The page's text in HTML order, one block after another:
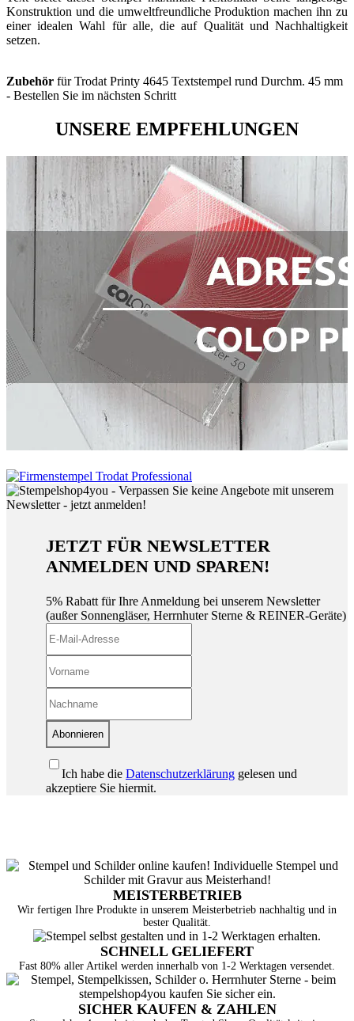
Konstruktion und die umweltfreundliche Produktion machen ihn zu
einer idealen Wahl für alle, die auf Qualität und Nachhaltigkeit
setzen.
Zubehör für Trodat Printy 4645 Textstempel rund Durchm. 45 mm
- Bestellen Sie im nächsten Schritt
UNSERE EMPFEHLUNGEN
JETZT FÜR NEWSLETTER
ANMELDEN UND SPAREN!
5% Rabatt für Ihre Anmeldung bei unserem Newsletter
(außer Sonnengläser, Herrnhuter Sterne & REINER-Geräte)
Abonnieren
Ich habe die Datenschutzerklärung gelesen und
akzeptiere Sie hiermit.
MEISTERBETRIEB
Wir fertigen Ihre Produkte in unserem Meisterbetrieb nachhaltig und in
bester Qualität.
SCHNELL GELIEFERT
Fast 80% aller Artikel werden innerhalb von 1-2 Werktagen versendet.
SICHER KAUFEN & ZAHLEN